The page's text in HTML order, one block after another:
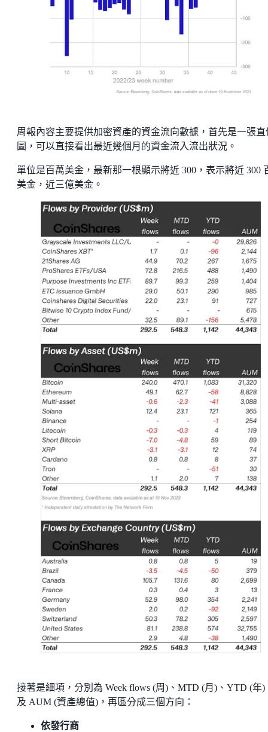
周報內容主要提供加密資產的資金流向數據，首先是一張直
圖，可以直接看出最近幾個月的資金流入流出狀況。
單位是百萬美金，最新那一根顯示將近 300，表示將近 300
美金，近三億美金。
接著是細項，分別為 Week flows (周)、MTD (月)、YTD (年)
及 AUM (資產總值)，再區分成三個方向：
依發行商